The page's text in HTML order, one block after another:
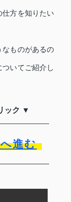
方を知りたい
なものがあるの
いてご紹介し
ック ▼
進む